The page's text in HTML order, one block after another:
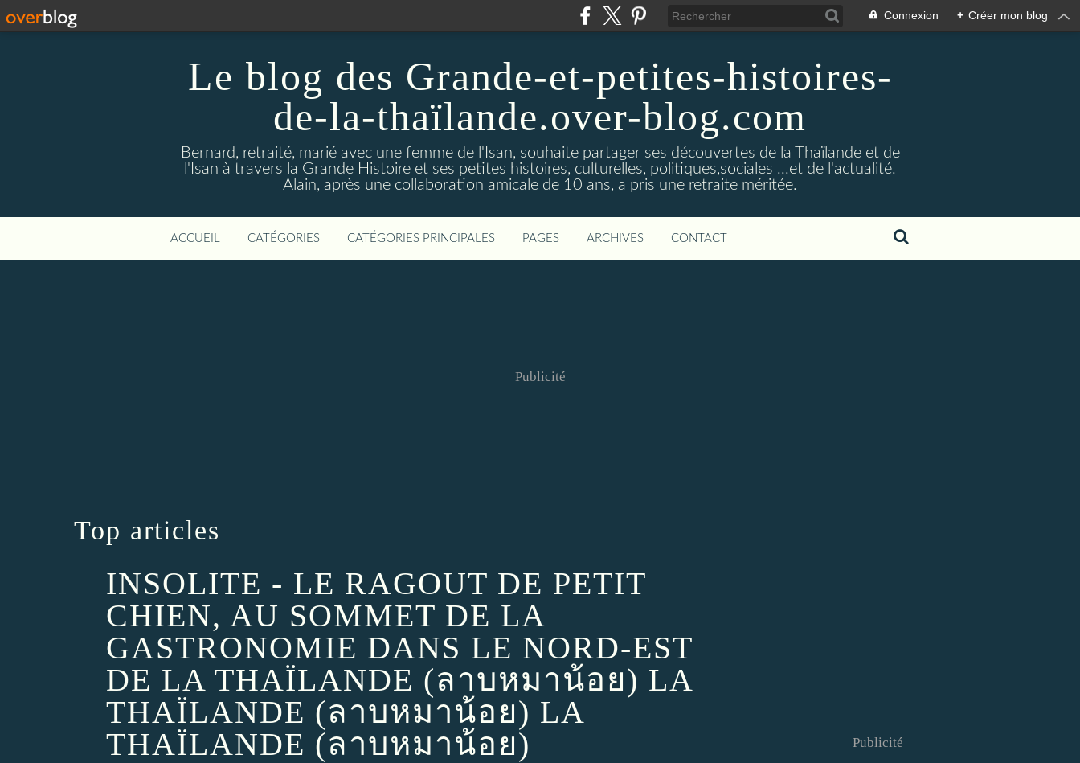
Connexion + Créer mon blog
Le blog des Grande-et-petites-histoires-
de-la-thaïlande.over-blog.com
Bernard, retraité, marié avec une femme de l'Isan, souhaite partager ses découvertes de la Thaïlande et de
l'Isan à travers la Grande Histoire et ses petites histoires, culturelles, politiques,sociales ...et de l'actualité.
Alain, après une collaboration amicale de 10 ans, a pris une retraite méritée.
ACCUEIL CATÉGORIES CATÉGORIES PRINCIPALES PAGES ARCHIVES CONTACT
Publicité
Top articles
INSOLITE - LE RAGOUT DE PETIT
CHIEN, AU SOMMET DE LA
GASTRONOMIE DANS LE NORD-EST
DE LA THAÏLANDE (ลาบหมาน้อย) LA
THAÏLANDE (ลาบหมาน้อย) LA
THAÏLANDE (ลาบหมาน้อย)
Publicité